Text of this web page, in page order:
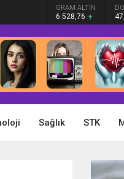
GRAM ALTIN
6.528,76
Sağlık STK